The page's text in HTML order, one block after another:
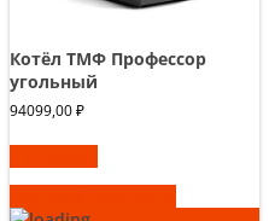
Котёл ТМФ Профессор
угольный
94099,00₽